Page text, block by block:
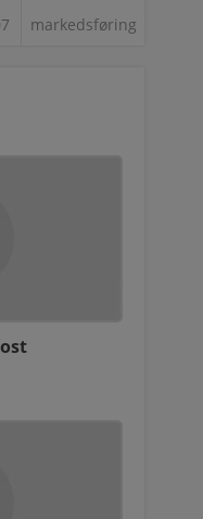
markedsføring